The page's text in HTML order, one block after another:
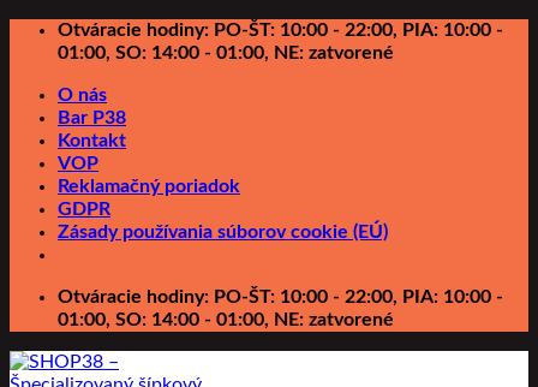
PreskočiťOtváracie hodiny: PO-ŠT: 10:00 - 22:00, PIA: 10:00 -
01:00, SO: 14:00 - 01:00, NE: zatvorené
O nás
Bar P38
Kontakt
VOP
Reklamačný poriadok
GDPR
Zásady používania súborov cookie (EÚ)
Otváracie hodiny: PO-ŠT: 10:00 - 22:00, PIA: 10:00 -
01:00, SO: 14:00 - 01:00, NE: zatvorené